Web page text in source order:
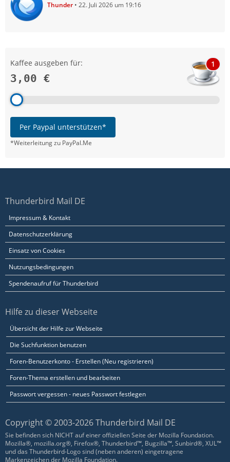
Thunder 22. Juli 2026 um 19:16
Kaffee ausgeben für:
3,00 €
1
Per Paypal unterstützen*
*Weiterleitung zu PayPal.Me
Thunderbird Mail DE
Impressum & Kontakt
Datenschutzerklärung
Einsatz von Cookies
Nutzungsbedingungen
Spendenaufruf für Thunderbird
Hilfe zu dieser Webseite
Übersicht der Hilfe zur Webseite
Die Suchfunktion benutzen
Foren-Benutzerkonto - Erstellen (Neu registrieren)
Foren-Thema erstellen und bearbeiten
Passwort vergessen - neues Passwort festlegen
Copyright © 2003-2026 Thunderbird Mail DE
Sie befinden sich NICHT auf einer offiziellen Seite der Mozilla Foundation.
Mozilla®, mozilla.org®, Firefox®, Thunderbird™, Bugzilla™, Sunbird®, XUL™
und das Thunderbird-Logo sind (neben anderen) eingetragene
Markenzeichen der Mozilla Foundation.